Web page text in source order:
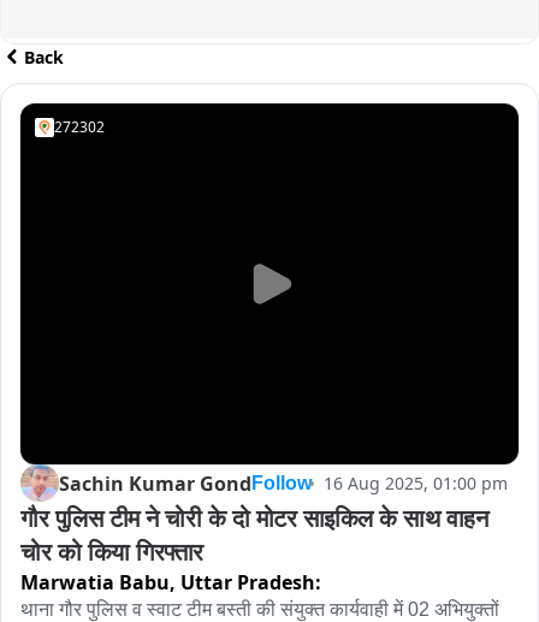
Back
272302
Sachin Kumar Gond Follow 16 Aug 2025, 01:00 pm
गौर पुलिस टीम ने चोरी के दो मोटर साइकिल के साथ वाहन
चोर को किया गिरफ्तार
Marwatia Babu, Uttar Pradesh:
थाना गौर पुलिस व स्वाट टीम बस्ती की संयुक्त कार्यवाही में 02 अभियुक्तों